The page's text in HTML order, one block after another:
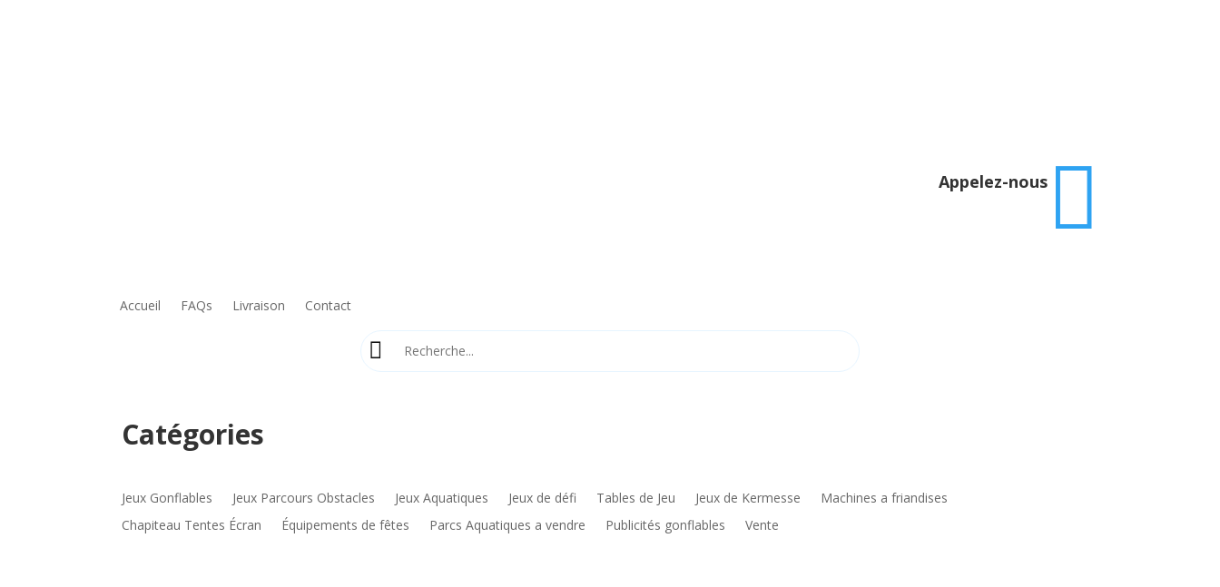
Appelez-nous
Accueil FAQs Livraison Contact
Catégories
Jeux Gonflables Jeux Parcours Obstacles Jeux Aquatiques Jeux de défi Tables de Jeu Jeux de Kermesse
Machines a friandises
Chapiteau Tentes Écran
Équipements de fêtes Parcs Aquatiques a vendre Publicités gonflables Vente